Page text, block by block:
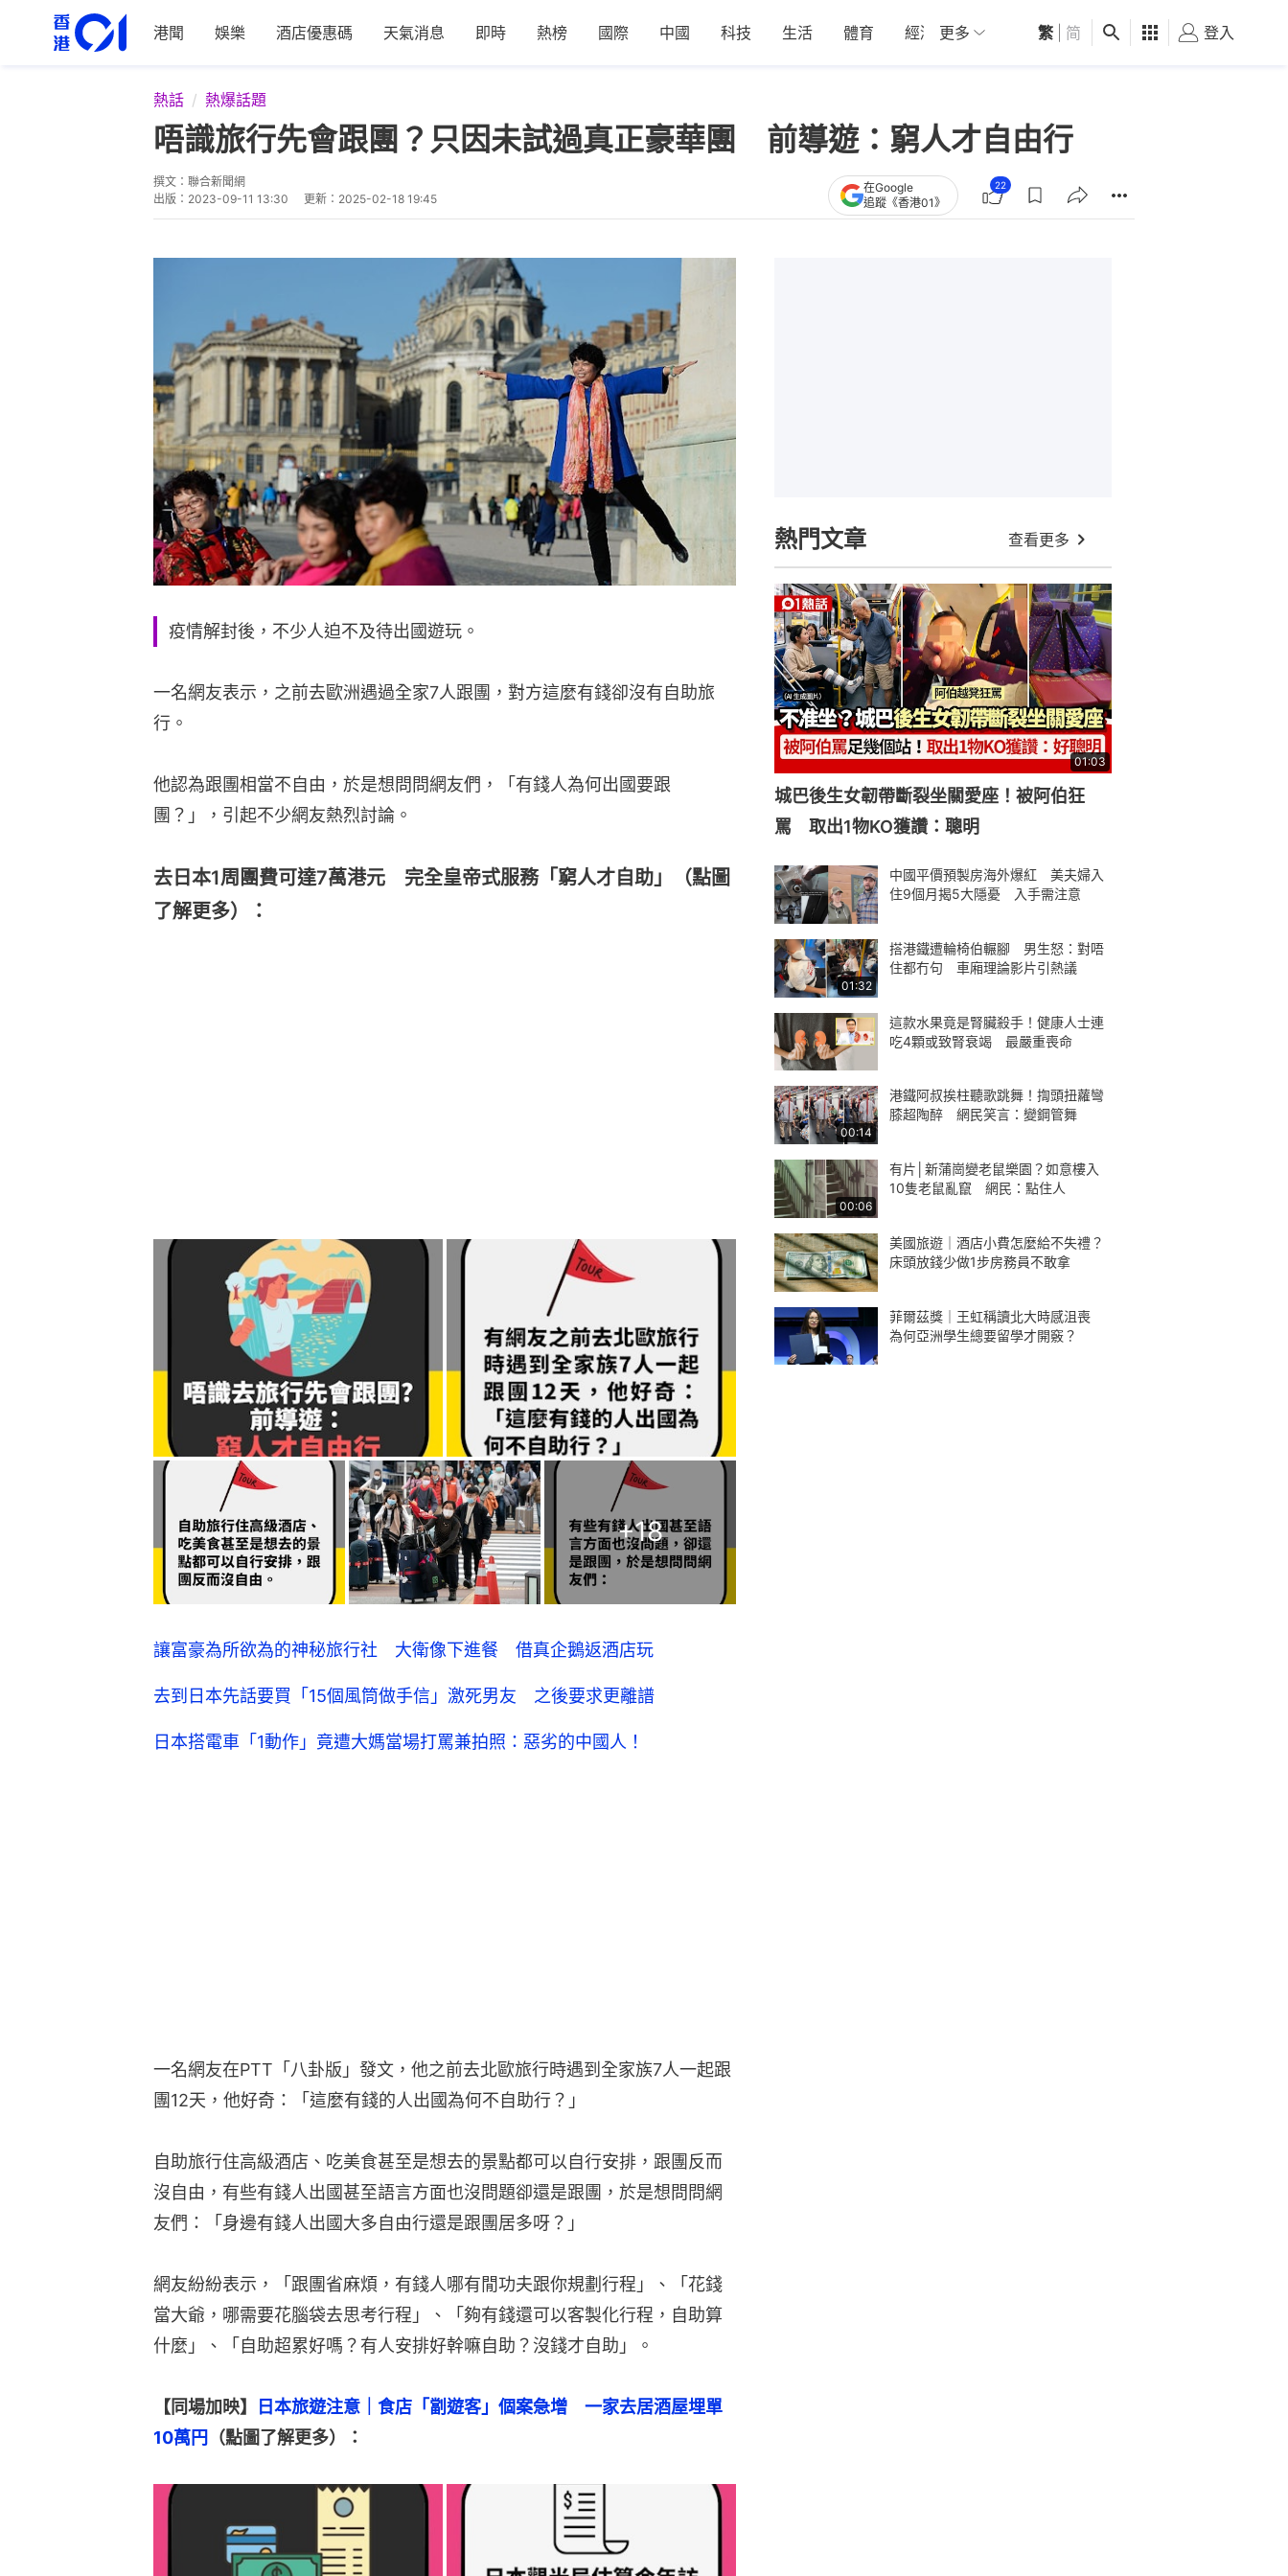
港聞 娛樂 酒店優惠碼 天氣消息 即時 熱榜 國際 中國 科技 生活 體育 經濟 01深圳 觀點 健康 好食玩飛
更多 繁 简 登入
熱話 熱爆話題
唔識旅行先會跟團？只因未試過真正豪華團 前導遊：窮人才自由行
撰文： 聯合新聞網
出版： 2023-09-11 13:30 更新： 2025-02-18 19:45
在Google
追蹤《香港01》
22
疫情解封後，不少人迫不及待出國遊玩。
一名網友表示，之前去歐洲遇過全家7人跟團，對方這麼有錢卻沒有自助旅
行。
他認為跟團相當不自由，於是想問問網友們，「有錢人為何出國要跟
團？」，引起不少網友熱烈討論。
去日本1周團費可達7萬港元 完全皇帝式服務「窮人才自助」（點圖
了解更多）：
+18
讓富豪為所欲為的神秘旅行社 大衛像下進餐 借真企鵝返酒店玩
去到日本先話要買「15個風筒做手信」激死男友 之後要求更離譜
日本搭電車「1動作」竟遭大媽當場打罵兼拍照：惡劣的中國人！
一名網友在PTT「八卦版」發文，他之前去北歐旅行時遇到全家族7人一起跟
團12天，他好奇：「這麼有錢的人出國為何不自助行？」
自助旅行住高級酒店、吃美食甚至是想去的景點都可以自行安排，跟團反而
沒自由，有些有錢人出國甚至語言方面也沒問題卻還是跟團，於是想問問網
友們：「身邊有錢人出國大多自由行還是跟團居多呀？」
網友紛紛表示，「跟團省麻煩，有錢人哪有閒功夫跟你規劃行程」、「花錢
當大爺，哪需要花腦袋去思考行程」、「夠有錢還可以客製化行程，自助算
什麼」、「自助超累好嗎？有人安排好幹嘛自助？沒錢才自助」。
【同場加映】
日本旅遊注意｜食店「劏遊客」個案急增　一家去居酒屋埋單
10萬円 （點圖了解更多）：
熱門文章 查看更多
01:03
城巴後生女韌帶斷裂坐關愛座！被阿伯狂
罵 取出1物KO獲讚：聰明
中國平價預製房海外爆紅 美夫婦入
住9個月揭5大隱憂 入手需注意
01:32
搭港鐵遭輪椅伯輾腳 男生怒：對唔
住都冇句 車廂理論影片引熱議
這款水果竟是腎臟殺手！健康人士連
吃4顆或致腎衰竭 最嚴重喪命
00:14
港鐵阿叔挨柱聽歌跳舞！揈頭扭蘿彎
膝超陶醉 網民笑言：變鋼管舞
00:06
有片│新蒲崗變老鼠樂園？如意樓入
10隻老鼠亂竄 網民：點住人
美國旅遊｜酒店小費怎麼給不失禮？
床頭放錢少做1步房務員不敢拿
菲爾茲獎｜王虹稱讀北大時感沮喪
為何亞洲學生總要留學才開竅？